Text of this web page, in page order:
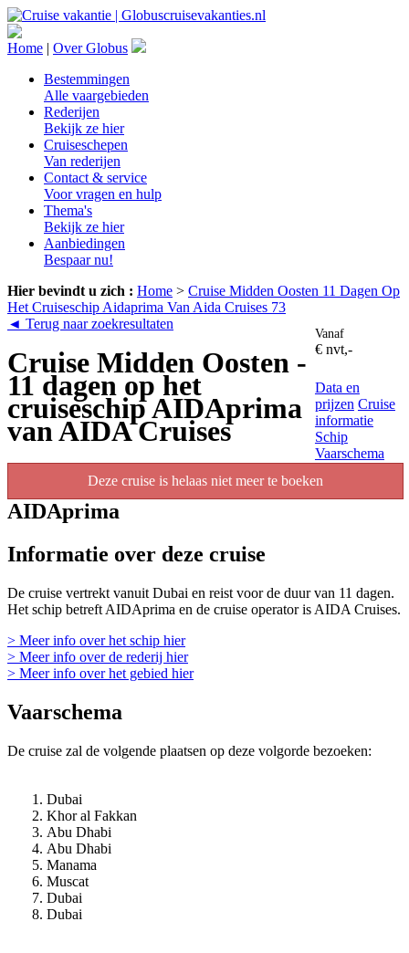
Home | Over Globus
Bestemmingen
Alle vaargebieden
Rederijen
Bekijk ze hier
Cruiseschepen
Van rederijen
Contact & service
Voor vragen en hulp
Thema's
Bekijk ze hier
Aanbiedingen
Bespaar nu!
Hier bevindt u zich : Home > Cruise Midden Oosten 11 Dagen Op
Het Cruiseschip Aidaprima Van Aida Cruises 73
◄ Terug naar zoekresultaten
Cruise Midden Oosten -
11 dagen op het
cruiseschip AIDAprima
van AIDA Cruises
Vanaf
€ nvt,-
Data en
prijzen Cruise
informatie
Schip
Vaarschema
Deze cruise is helaas niet meer te boeken
AIDAprima
Informatie over deze cruise
De cruise vertrekt vanuit Dubai en reist voor de duur van 11 dagen.
Het schip betreft AIDAprima en de cruise operator is AIDA Cruises.
> Meer info over het schip hier
> Meer info over de rederij hier
> Meer info over het gebied hier
Vaarschema
De cruise zal de volgende plaatsen op deze volgorde bezoeken:
Dubai
Khor al Fakkan
Abu Dhabi
Abu Dhabi
Manama
Muscat
Dubai
Dubai